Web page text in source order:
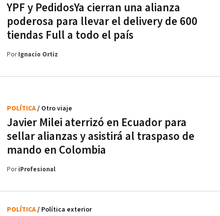
YPF y PedidosYa cierran una alianza
poderosa para llevar el delivery de 600
tiendas Full a todo el país
PorIgnacio Ortiz
Javier Milei aterrizó en Ecuador para
sellar alianzas y asistirá al traspaso de
mando en Colombia
POLÍTICA/ Otro viaje
PoriProfesional
POLÍTICA/ Política exterior